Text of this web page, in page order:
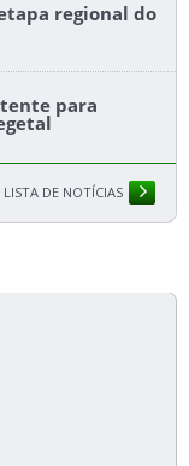
regional do
para
LISTA DE NOTÍCIAS